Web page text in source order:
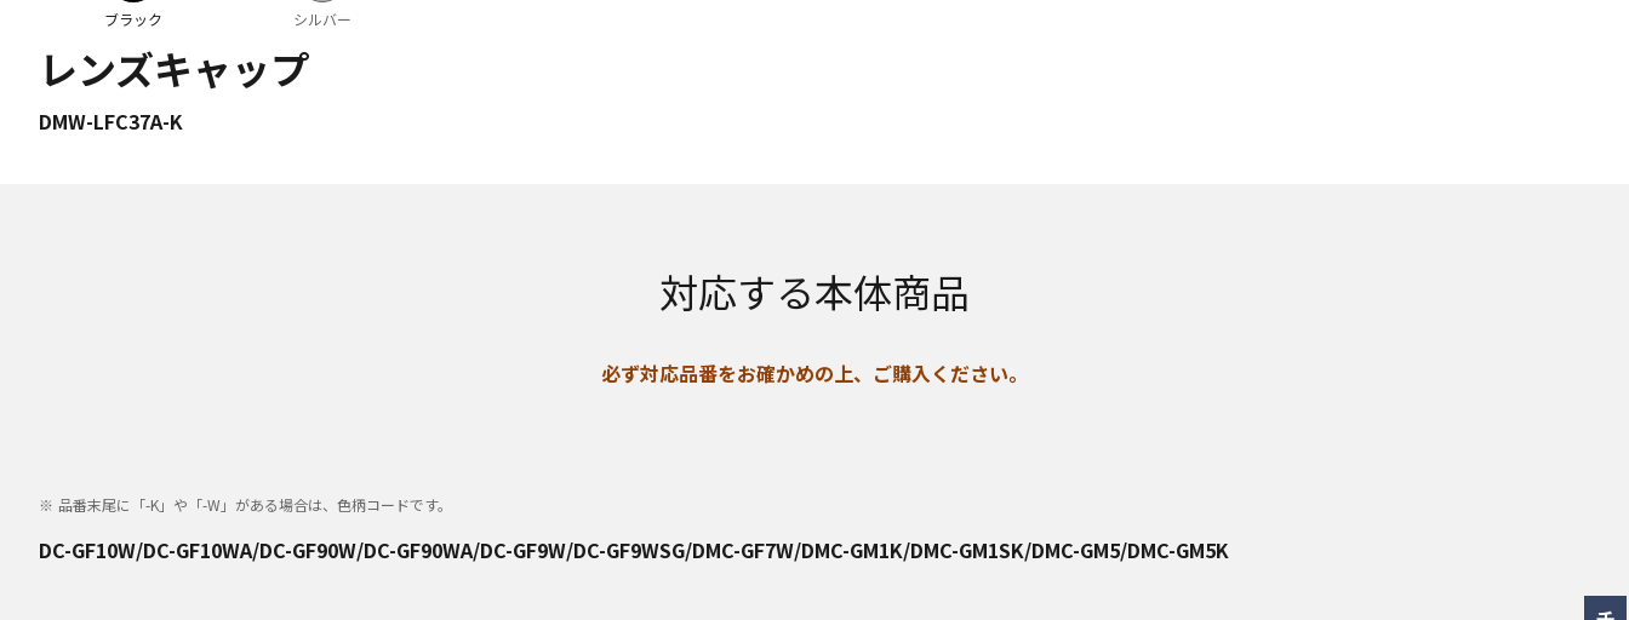
ブラック シルバー
レンズキャップ
DMW-LFC37A-K
対応する本体商品
必ず対応品番をお確かめの上、ご購入ください。
品番末尾に「-K」や「-W」がある場合は、色柄コードです。
DC-GF10W/DC-GF10WA/DC-GF90W/DC-GF90WA/DC-GF9W/DC-GF9WSG/DMC-GF7W/DMC-GM1K/DMC-GM1SK/DMC-GM5/DMC-GM5K